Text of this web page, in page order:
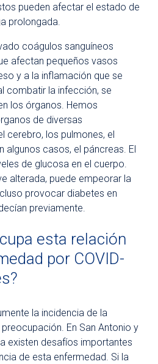
pueden afectar el estado de
prolongada.
coágulos sanguíneos
afectan pequeños vasos
y a la inflamación que se
combatir la infección, se
los órganos. Hemos
de diversas
cerebro, los pulmones, el
algunos casos, el páncreas. El
de glucosa en el cuerpo.
alterada, puede empeorar la
provocar diabetes en
previamente.
esta relación
por COVID-
la incidencia de la
En San Antonio y
existen desafíos importantes
de esta enfermedad. Si la